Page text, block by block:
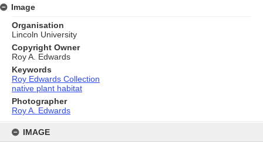
content
IMAGE
Image
Organisation
Lincoln University
Copyright Owner
Roy A. Edwards
Keywords
Roy Edwards Collection
native plant habitat
Photographer
Roy A. Edwards